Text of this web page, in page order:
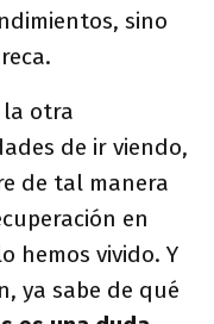
sino
la otra
de ir viendo,
de tal manera
en
hemos vivido. Y
ya sabe de qué